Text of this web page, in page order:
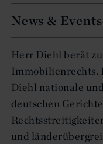
Herr Diehl berät
Immobilienrechts.
Diehl nationale
deutschen
und
News & Events